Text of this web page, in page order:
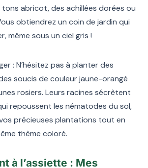
tons abricot, des achillées dorées ou
obtiendrez un coin de jardin qui
même sous un ciel gris !
: N’hésitez pas à planter des
soucis de couleur jaune-orangé
rosiers. Leurs racines sécrètent
repoussent les nématodes du sol,
précieuses plantations tout en
thème coloré.
à l’assiette : Mes